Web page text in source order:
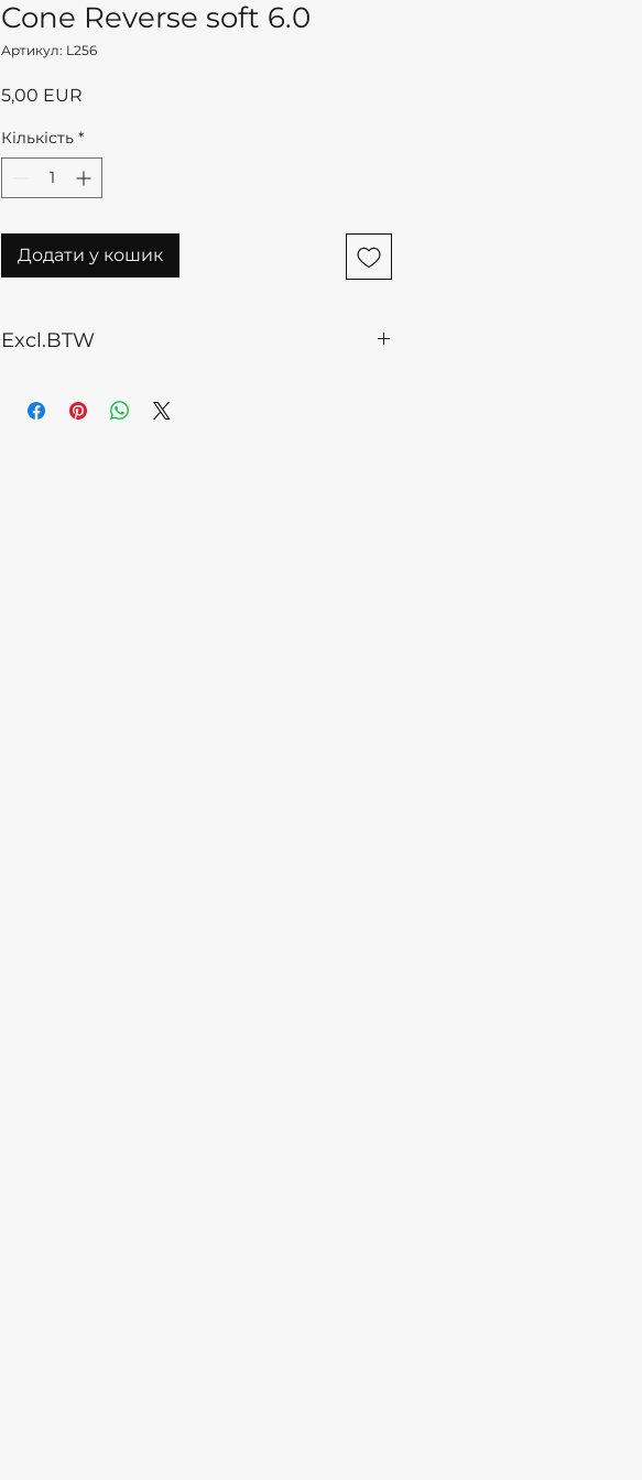
Cone Reverse soft 6.0
Артикул: L256
5,00 EUR
Кількість *
Додати у кошик
Excl.BTW